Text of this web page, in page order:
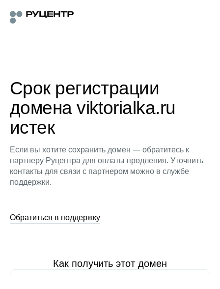
Срок регистрации
домена viktorialka.ru
истек
Если вы хотите сохранить домен — обратитесь к
партнеру Руцентра для оплаты продления. Уточнить
контакты для связи с партнером можно в службе
поддержки.
Обратиться в поддержку
Как получить этот домен